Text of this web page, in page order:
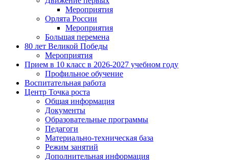
Мероприятия
Орлята России
Мероприятия
Большая перемена
80 лет Великой Победы
Мероприятия
Прием в 10 класс в 2026-2027 учебном году
Профильное обучение
Воспитательная работа
Центр Точка роста
Общая информация
Документы
Образовательные программы
Педагоги
Материально-техническая база
Режим занятий
Дополнительная информация